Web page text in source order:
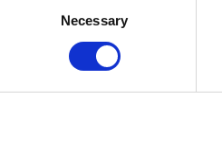
Necessary